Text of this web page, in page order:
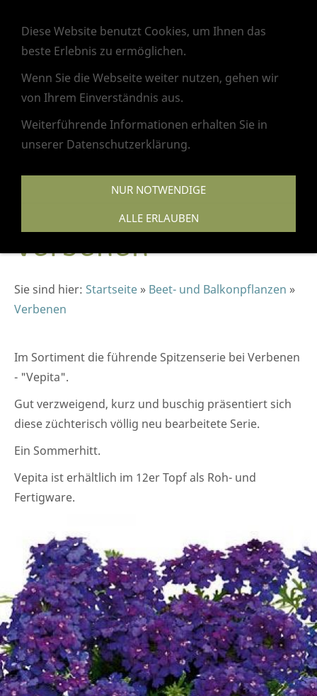
Verbenen
Sie sind hier: Startseite » Beet- und Balkonpflanzen »
Verbenen
Im Sortiment die führende Spitzenserie bei Verbenen
- "Vepita".
Gut verzweigend, kurz und buschig präsentiert sich
diese züchterisch völlig neu bearbeitete Serie.
Ein Sommerhitt.
Vepita ist erhältlich im 12er Topf als Roh- und
Fertigware.
Diese Website benutzt Cookies, um Ihnen das
beste Erlebnis zu ermöglichen.
Wenn Sie die Webseite weiter nutzen, gehen wir
von Ihrem Einverständnis aus.
Weiterführende Informationen erhalten Sie in
unserer Datenschutzerklärung.
NUR NOTWENDIGE
ALLE ERLAUBEN